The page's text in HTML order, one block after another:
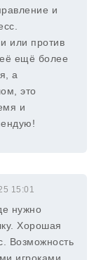
и
или против
её ещё более
а
это
и
15:01
нужно
Хорошая
Возможность